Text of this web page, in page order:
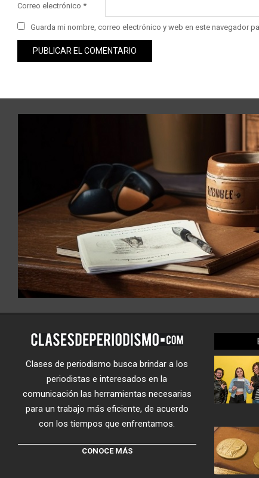
Correo electrónico *
Guarda mi nombre, correo electrónico y web en este navegador
Clases de periodismo busca brindar a los
periodistas e interesados en la
comunicación las herramientas necesarias
para un trabajo más eficiente, de acuerdo
con los tiempos que enfrentamos.
CONOCE MÁS